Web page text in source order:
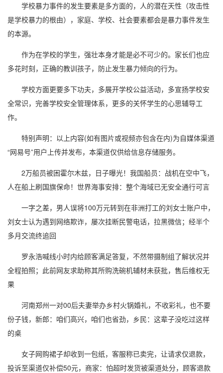
学校暴力事件的发生要素是多方面的，人的潜在天性（攻击性
是学校暴力的根由），家庭、学校、社会要素都会是暴力事件发生
的本源。
作为在学校的学生，强壮本身才能是必不可少的。家长们也应
多花时刻，正确的教训孩子，防止发生暴力倾向的行为。
学校方面更要多下功夫，多展开学校公益活动，多宣扬学校安
全常识，完善学校安全管理体系，更多的关怀学生的心思辅导工
作。
特别声明：以上内容(如有图片或视频亦包含在内)为自媒体渠道
“网易号”用户上传并发布，本渠道仅供给信息存储服务。
2万船员被困霍尔木兹，日子曝光！我国船员：战机在空中飞，
人在船上刷国旗保命！世界海事安排：整个海域已无安全通行可言
一字之差，男人误将100万元转到在非洲打工的刘女士账户中，
刘女士认为遇到网络欺诈，屡次挂断民警电话，拉黑微信；经半个
多月交流终追回
罗永浩喊线小时内给顾客满足答复，不然带摄制组了解状况并
全程拍照；此前网友求助称其所购洗碗机辅材未获批，售后维权无
果
河南郑州一对00后夫妻举办乡村火锅婚礼，不收彩礼，也不要
份子钱，新郎：咱们高兴，咱们也省劲，乡民：这辈子没吃过这样
的桌
女子网购裙子却收到一包纸，客服称已卖完，让请求仅退款，
投诉至渠道仅补偿50元，商家：怕超时发货被渠道处分，顾客退款